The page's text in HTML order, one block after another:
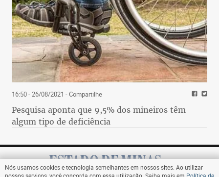
16:50 - 26/08/2021 - Compartilhe
Pesquisa aponta que 9,5% dos mineiros têm
algum tipo de deficiência
Nós usamos cookies e tecnologia semelhantes em nossos sites. Ao utilizar